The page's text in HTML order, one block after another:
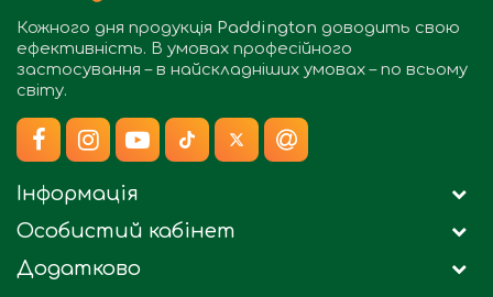
Кожного дня продукція Paddington доводить свою
ефективність. В умовах професійного
застосування – в найскладніших умовах – по всьому
світу.
Інформація
Особистий кабінет
Додатково